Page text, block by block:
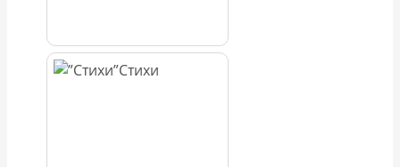
Стихи